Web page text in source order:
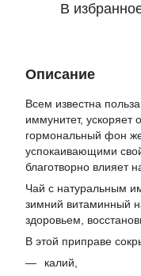
В
Описание
Всем известна
иммунитет,
гормональный фон
успокаивающими
благотворно влияет
Чай с натуральным
зимний витаминный
здоровьем,
В этой приправе
калий,